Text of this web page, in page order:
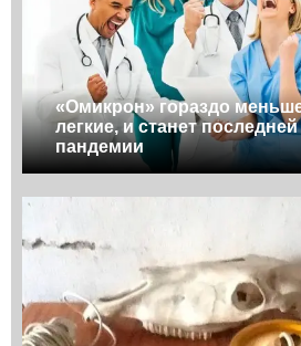
«Омикрон» гораздо
легкие, и станет
пандемии